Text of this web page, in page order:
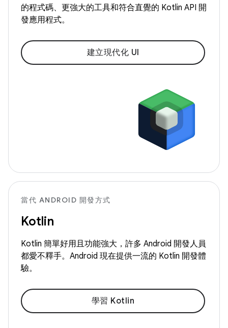
的程式碼、更強大的工具和符合直覺的 Kotlin API 開
發應用程式。
建立現代化 UI
當代 ANDROID 開發方式
Kotlin
Kotlin 簡單好用且功能強大，許多 Android 開發人員
都愛不釋手。Android 現在提供一流的 Kotlin 開發體
驗。
學習 Kotlin